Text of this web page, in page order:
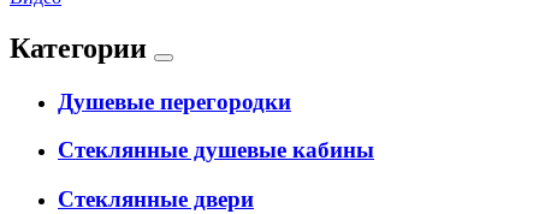
Категории
Душевые перегородки
Стеклянные душевые кабины
Стеклянные двери